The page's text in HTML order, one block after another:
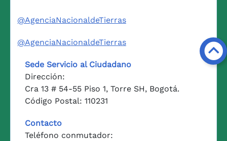
@AgenciaNacionaldeTierras
@AgenciaNacionaldeTierras
Sede Servicio al Ciudadano
Dirección:
Cra 13 # 54-55 Piso 1, Torre SH, Bogotá.
Código Postal: 110231
Contacto
Teléfono conmutador: